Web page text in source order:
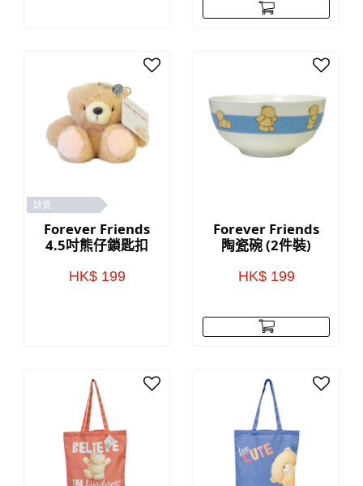
缺貨
Forever Friends
4.5吋熊仔鎖匙扣
HK$ 199
Forever Friends
陶瓷碗 (2件裝)
HK$ 199